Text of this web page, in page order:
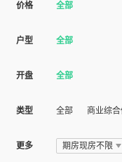
价格 全部
户型 全部
开盘 全部
类型 全部 商业综
更多 期房现房不限